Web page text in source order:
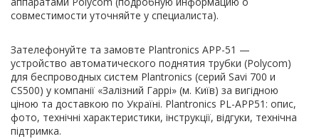
совместимости уточняйте у специалиста).
Зателефонуйте та замовте Plantronics APP-51 —
устройство автоматического поднятия трубки (Polycom)
для беспроводных систем Plantronics (серий Savi 700 и
CS500) у компанії «Залізний Гаррі» (м. Київ) за вигідною
ціною та доставкою по Україні. Plantronics PL-APP51: опис,
фото, технічні характеристики, інструкції, відгуки, технічна
підтримка.